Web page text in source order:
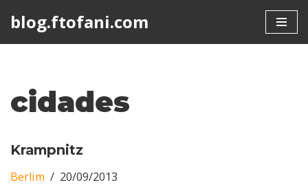
blog.ftofani.com
cidades
Krampnitz
Berlim 20/09/2013